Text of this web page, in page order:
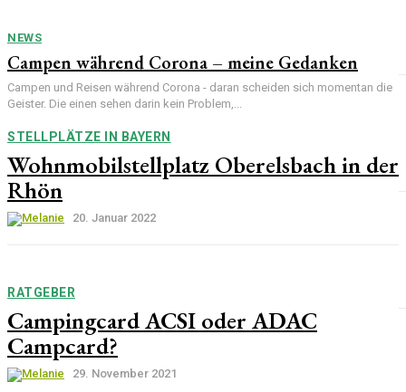
NEWS
Campen während Corona – meine Gedanken
Campen und Reisen während Corona - daran scheiden sich momentan die
Geister. Die einen sehen darin kein Problem,...
STELLPLÄTZE IN BAYERN
Wohnmobilstellplatz Oberelsbach in der
Rhön
20. Januar 2022
RATGEBER
Campingcard ACSI oder ADAC
Campcard?
29. November 2021